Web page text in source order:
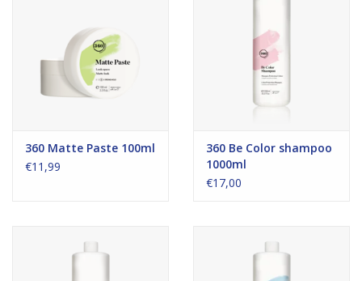
360 Matte Paste 100ml
€11,99
360 Be Color shampoo
1000ml
€17,00